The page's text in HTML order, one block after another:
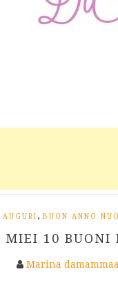
AUGURI , BUON ANNO
MIEI 10 BUONI
Marina